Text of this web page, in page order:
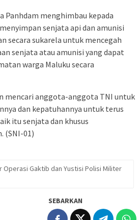
Panhdam menghimbau kepada
senjata api dan amunisi
secara sukarela untuk mencegah
senjata atau amunisi yang dapat
warga Maluku secara
mencari anggota-anggota TNI untuk
dan kepatuhannya untuk terus
itu senjata dan khusus
(SNI-01)
Operasi Gaktib dan Yustisi Polisi Militer
SEBARKAN